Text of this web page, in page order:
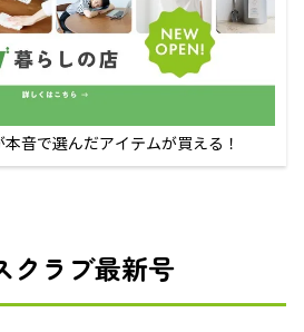
音で選んだアイテムが買える！
クラブ最新号